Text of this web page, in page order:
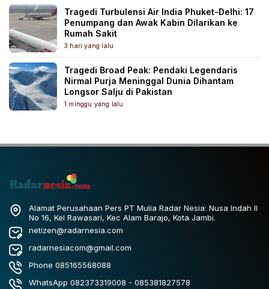
Tragedi Turbulensi Air India Phuket-Delhi: 17
Penumpang dan Awak Kabin Dilarikan ke
Rumah Sakit
3 hari yang lalu
Tragedi Broad Peak: Pendaki Legendaris
Nirmal Purja Meninggal Dunia Dihantam
Longsor Salju di Pakistan
1 minggu yang lalu
Alamat Perusahaan Pers PT Mulia Radar Nesia: Nusa Indah II
No 16, Kel Rawasari, Kec Alam Barajo, Kota Jambi.
netizen@radarnesia.com
radarnesiacom@gmail.com
Phone 085165568088
WhatsApp 082373319008 - 085381827578